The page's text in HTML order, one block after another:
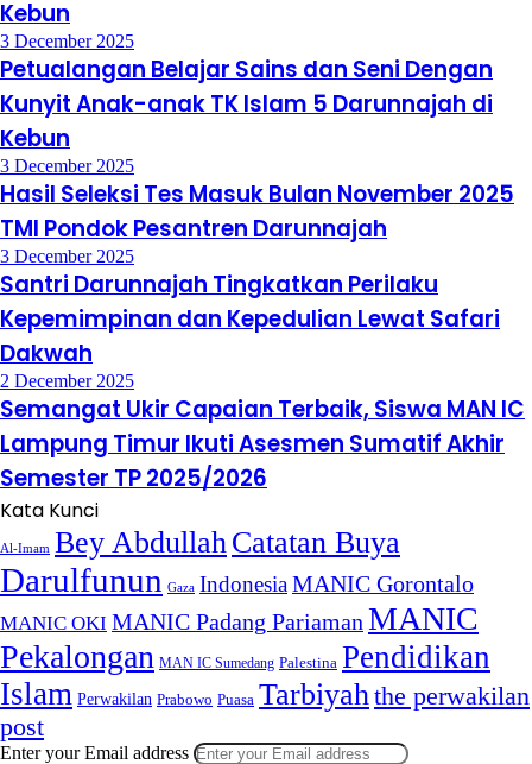
Kebun
3 December 2025
Petualangan Belajar Sains dan Seni Dengan
Kunyit Anak-anak TK Islam 5 Darunnajah di
Kebun
3 December 2025
Hasil Seleksi Tes Masuk Bulan November 2025
TMI Pondok Pesantren Darunnajah
3 December 2025
Santri Darunnajah Tingkatkan Perilaku
Kepemimpinan dan Kepedulian Lewat Safari
Dakwah
2 December 2025
Semangat Ukir Capaian Terbaik, Siswa MAN IC
Lampung Timur Ikuti Asesmen Sumatif Akhir
Semester TP 2025/2026
Kata Kunci
Al-Imam Bey AbdullahCatatan Buya
Darulfunun Gaza IndonesiaMANIC Gorontalo
MANIC OKI MANIC Padang Pariaman MANIC
Pekalongan MAN IC Sumedang Palestina Pendidikan
Islam Perwakilan Prabowo Puasa Tarbiyahthe perwakilan
post
Enter your Email address